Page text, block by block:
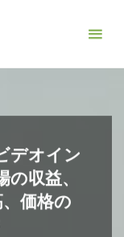
デオイン
収益、
価格の